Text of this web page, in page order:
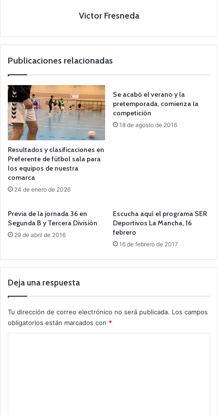
Victor Fresneda
Publicaciones relacionadas
Resultados y clasificaciones en
Preferente de fútbol sala para
los equipos de nuestra
comarca
24 de enero de 2026
Se acabó el verano y la
pretemporada, comienza la
competición
18 de agosto de 2016
Previa de la jornada 36 en
Segunda B y Tercera División
29 de abril de 2016
Escucha aquí el programa SER
Deportivos La Mancha, 16
febrero
16 de febrero de 2017
Deja una respuesta
Tu dirección de correo electrónico no será publicada. Los campos
obligatorios están marcados con *